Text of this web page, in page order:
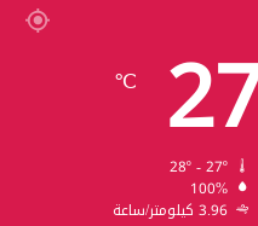
℃
100%
3.96 كيلومتر/ساعة